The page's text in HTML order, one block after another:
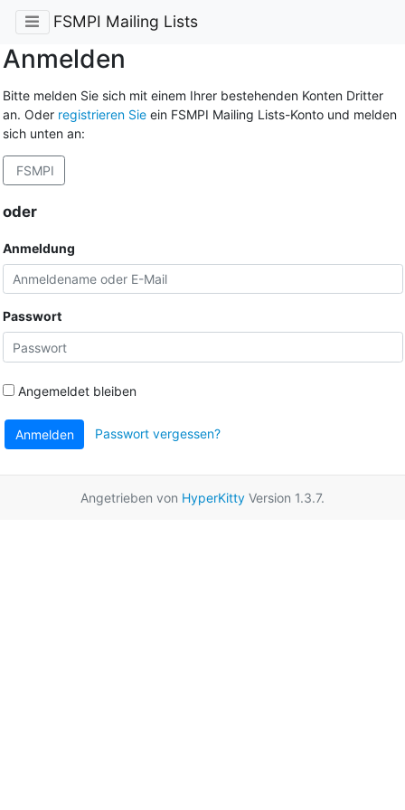
FSMPI Mailing Lists
Anmelden
Bitte melden Sie sich mit einem Ihrer bestehenden Konten Dritter
an. Oder registrieren Sieein FSMPI Mailing Lists-Konto und melden
sich unten an:
FSMPI
oder
Anmeldung
Passwort
Angemeldet bleiben
Anmelden Passwort vergessen?
Angetrieben von HyperKitty Version 1.3.7.